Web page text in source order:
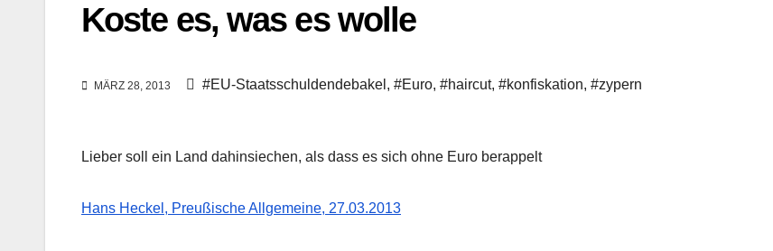
Koste es, was es wolle
MÄRZ 28, 2013 #EU-Staatsschuldendebakel , #Euro, #haircut, #konfiskation, #zypern
Lieber soll ein Land dahinsiechen, als dass es sich ohne Euro berappelt
Hans Heckel, Preußische Allgemeine, 27.03.2013